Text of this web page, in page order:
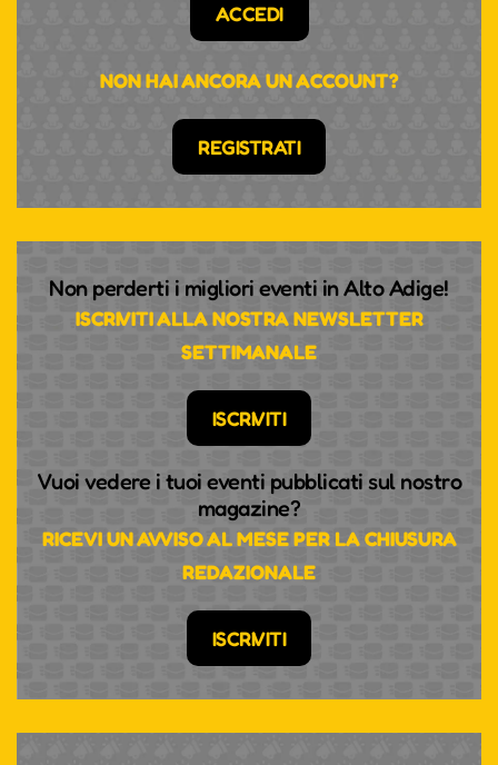
ACCEDI
NON HAI ANCORA UN ACCOUNT?
REGISTRATI
Non perderti i migliori eventi in Alto Adige!
ISCRIVITI ALLA NOSTRA NEWSLETTER
SETTIMANALE
ISCRIVITI
Vuoi vedere i tuoi eventi pubblicati sul nostro
magazine?
RICEVI UN AVVISO AL MESE PER LA CHIUSURA
REDAZIONALE
ISCRIVITI